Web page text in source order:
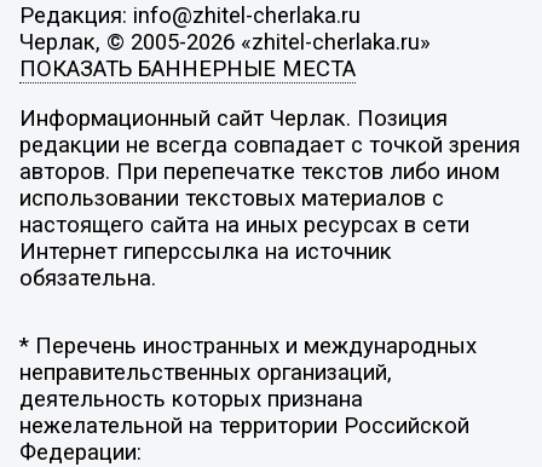
Редакция: info@zhitel-cherlaka.ru
Черлак, © 2005-2026 «zhitel-cherlaka.ru»
ПОКАЗАТЬ БАННЕРНЫЕ МЕСТА
Информационный сайт Черлак. Позиция
редакции не всегда совпадает с точкой зрения
авторов. При перепечатке текстов либо ином
использовании текстовых материалов с
настоящего сайта на иных ресурсах в сети
Интернет гиперссылка на источник
обязательна.
* Перечень иностранных и международных
неправительственных организаций,
деятельность которых признана
нежелательной на территории Российской
Федерации: